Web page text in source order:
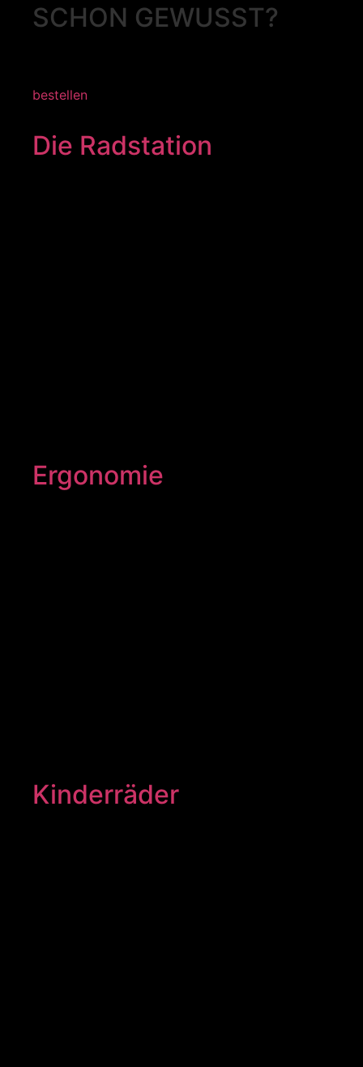
SCHON GEWUSST?
bestellen
Die Radstation
Ergonomie
Kinderräder